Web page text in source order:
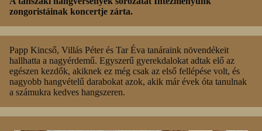
zongoristáinak koncertje zárta.
Papp Kincső, Villás Péter és Tar Éva tanáraink növendékeit
hallhatta a nagyérdemű. Egyszerű gyerekdalokat adtak elő az
egészen kezdők, akiknek ez még csak az első fellépése volt, és
nagyobb hangvételű darabokat azok, akik már évek óta tanulnak
a számukra kedves hangszeren.